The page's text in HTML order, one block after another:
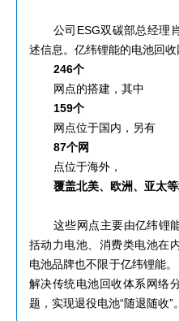
公司ESG双碳部总经理
述信息。亿纬锂能的电池回
246个
网点的搭建，其中
159个
网点位于国内，另有
87个网
点位于海外，
覆盖北美、欧洲、亚太等
这些网点主要由亿纬锂
括动力电池、消费类电池在
电池品牌也不限于亿纬锂能
解决传统电池回收体系网络
题，实现退役电池“随退随收”。